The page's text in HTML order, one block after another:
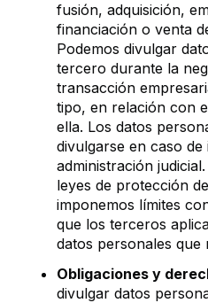
fusión, adquisición,
financiación o venta
Podemos divulgar
tercero durante la
transacción
tipo, en relación con
ella. Los datos
divulgarse en caso
administración
leyes de protección
imponemos límites
que los terceros
datos personales que
Obligaciones y
divulgar datos